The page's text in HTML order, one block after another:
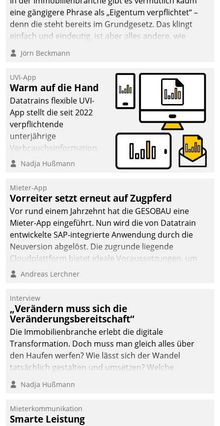
eine gängigere Phrase als „Eigentum verpflichtet“ –
denn die steht bereits im Grundgesetz. Das klingt
einfach und eindeutig, ist aber alles andere, wie
Branchenbeschäftigte wissen. Denn mit der
Verantwortung folgen Verpflichtungen.
Jörn Beckmann
UVI-App
Warm auf die Hand
Datatrains flexible UVI-
App stellt die seit 2022
verpflichtende
unterjährige
Verbrauchsinformation
schnell, zuverlässig und
Die monatlichen
Mitteilungen zum
Heizungs- und
Wasserverbrauch gehen
automatisiert, vollständig
und auf Wunsch über
mehrere zuvor
Kommunikationswege bei
Nadja Hußmann
Mieter-App
Vorreiter setzt erneut auf Zugpferd
Vor rund einem Jahrzehnt hat die GESOBAU eine
Mieter-App eingeführt. Nun wird die von Datatrain
entwickelte SAP-integrierte Anwendung durch die
Neuversion abgelöst. Die zugrunde liegende
Cloudplattform bietet ideale Voraussetzungen, um
die Funktionalität der App zu erweitern und weitere
integrieren.
Andreas Lerchner
Interview
„Verändern muss sich die
Veränderungsbereitschaft“
Die Immobilienbranche erlebt die digitale
Transformation. Doch muss man gleich alles über
den Haufen werfen? Wie lässt sich der Wandel
tatsächlich gestalten und umsetzen? Welche
Argumente zählen wirklich?
Nadja Hußmann
Mieterkommunikation
Smarte Leistung